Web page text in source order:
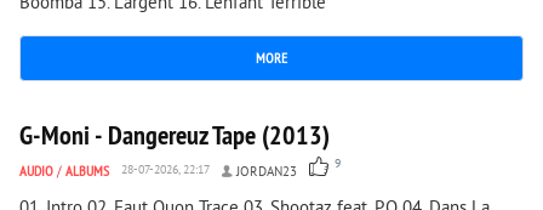
MORE
4 432 0
G-Moni - Dangereuz Tape (2013)
AUDIO / ALBUMS 28-07-2026, 22:17 JORDAN23 9